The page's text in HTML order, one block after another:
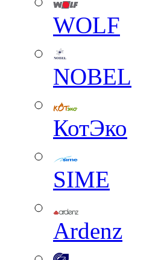
WOLF
NOBEL
КотЭко
SIME
Ardenz